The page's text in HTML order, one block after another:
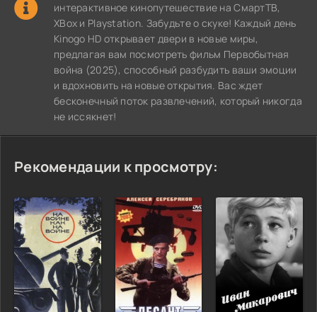
интерактивное кинопутешествие на СмартТВ,
XBox и Playstation. Забудьте о скуке! Каждый день
Kinogo HD открывает двери в новые миры,
предлагая вам посмотреть фильм Первобытная
война (2025), способный разбудить ваши эмоции
и вдохновить на новые открытия. Вас ждет
бесконечный поток развлечений, который никогда
не иссякнет!
Рекомендации к просмотру: